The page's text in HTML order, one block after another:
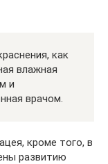
как
влажная
и
врачом.
кроме того, в
развитию